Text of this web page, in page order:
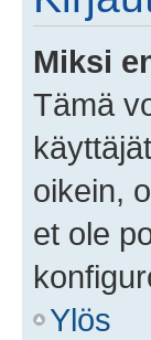
Miksi
Tämä
oikein,
et ole
Ylös